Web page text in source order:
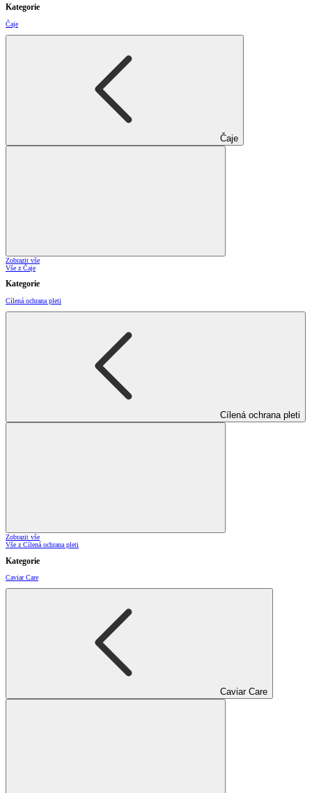
Kategorie
Čaje
Čaje
Zobrazit vše
Vše z Čaje
Kategorie
Cílená ochrana pleti
Cílená ochrana pleti
Zobrazit vše
Vše z Cílená ochrana pleti
Kategorie
Caviar Care
Caviar Care